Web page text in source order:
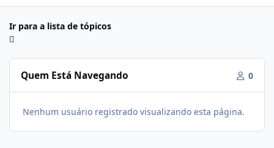
Ir para a lista de tópicos
Quem Está Navegando 0
Nenhum usuário registrado visualizando esta página.